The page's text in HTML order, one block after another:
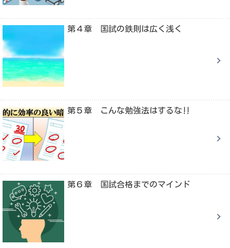
第４章 国試の鉄則は広く浅く
第５章 こんな勉強法はするな‼
第６章 国試合格までのマインド